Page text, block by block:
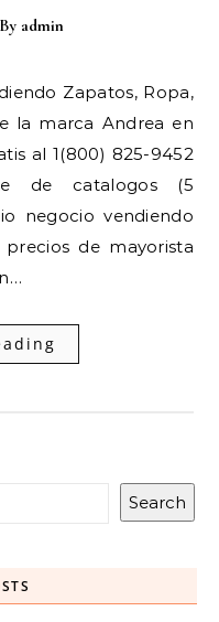
admin
la marca Andrea en
al 1(800) 825-9452
de catalogos (5
negocio vendiendo
de mayorista
Search